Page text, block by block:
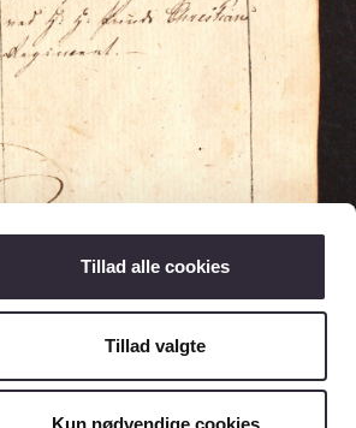
Tillad alle cookies
Tillad valgte
Kun nødvendige cookies